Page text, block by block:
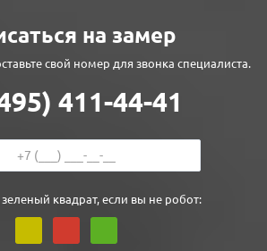
на замер
свой номер для звонка специалиста.
411-44-41
квадрат, если вы не робот: